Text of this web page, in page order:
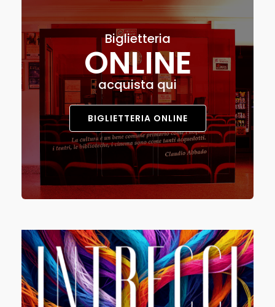
Biglietteria
ONLINE
acquista qui
BIGLIETTERIA ONLINE